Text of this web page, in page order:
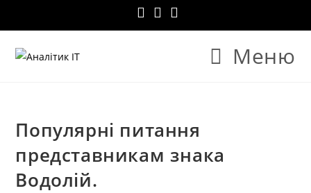
Меню
Популярні питання
представникам знака
Водолій.